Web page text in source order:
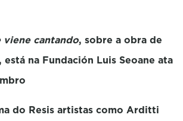
viene cantando, sobre a obra de
na Fundación Luis Seoane ata
do Resis artistas como Arditti